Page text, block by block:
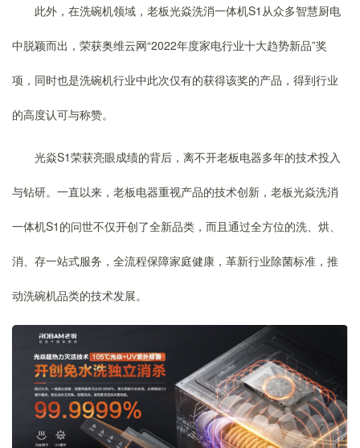
此外，在洗碗机领域，老板光焱洗消一体机S1从众多智慧厨电
中脱颖而出，荣获奥维云网“2022年度家电行业十大趋势新品”奖
项，同时也是洗碗机行业中此次仅有的获得该奖的产品，得到行业
的高度认可与称赞。
光焱S1荣获亮眼成绩的背后，离不开老板电器多年的技术投入
与钻研。一直以来，老板电器重视产品的技术创新，老板光焱洗消
一体机S1的问世不仅开创了全新品类，而且通过全方位的洗、烘、
消、存一站式服务，全流程保障家庭健康，革新行业除菌标准，推
动洗碗机品类的技术发展。